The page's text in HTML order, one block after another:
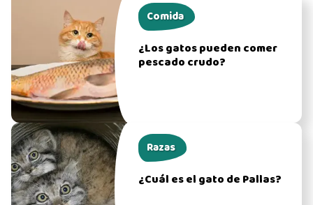
Comida
¿Los gatos pueden comer
pescado crudo?
Razas
¿Cuál es el gato de Pallas?